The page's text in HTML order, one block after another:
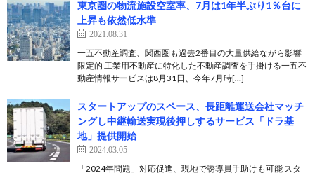
東京圏の物流施設空室率、7月は1年半ぶり1％台に
上昇も依然低水準
2021.08.31
一五不動産調査、関西圏も過去2番目の大量供給ながら影響
限定的 工業用不動産に特化した不動産調査を手掛ける一五不
動産情報サービスは8月31日、今年7月時[…]
スタートアップのスペース、長距離運送会社マッチ
ングし中継輸送実現後押しするサービス「ドラ基
地」提供開始
2024.03.05
「2024年問題」対応促進、現地で誘導員手助けも可能 スタ